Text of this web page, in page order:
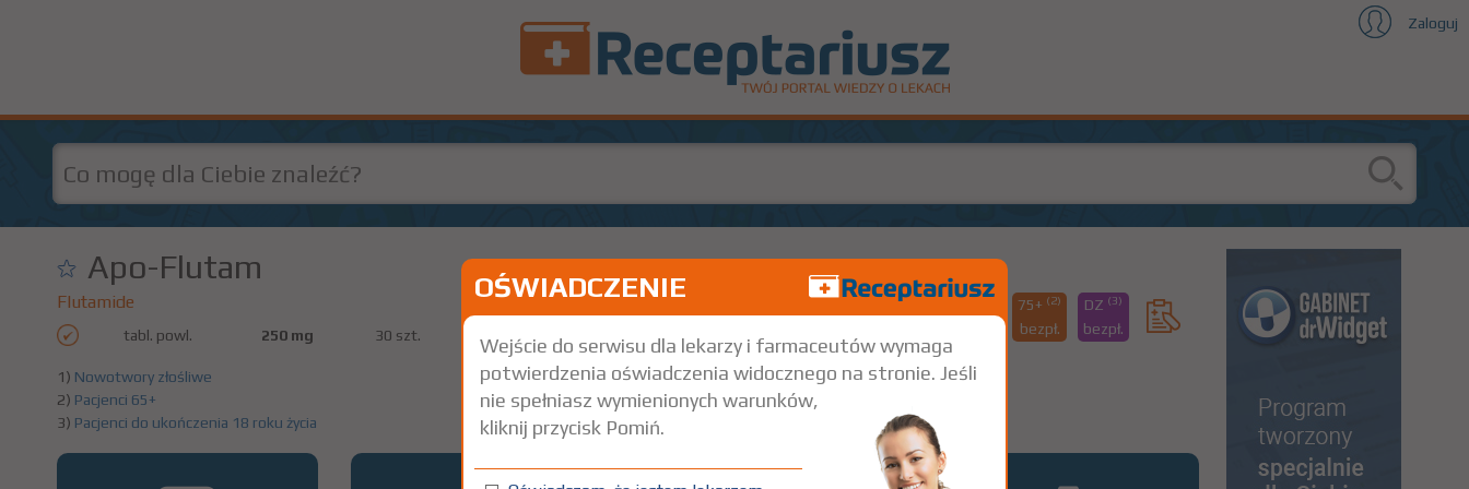
Zaloguj
Apo-Flutam
Flutamide
tabl. powl. 250 mg 30 szt. Doustnie
Rx
100%
(1) 75+ (2)
bezpł.
DZ (3)
bezpł.
1) Nowotwory złośliwe
2) Pacjenci 65+
3) Pacjenci do ukończenia 18 roku życia
OŚWIADCZENIE
Wejście do serwisu dla lekarzy i farmaceutów wymaga
potwierdzenia oświadczenia widocznego na stronie. Jeśli
nie spełniasz wymienionych warunków,
kliknij przycisk Pomiń.